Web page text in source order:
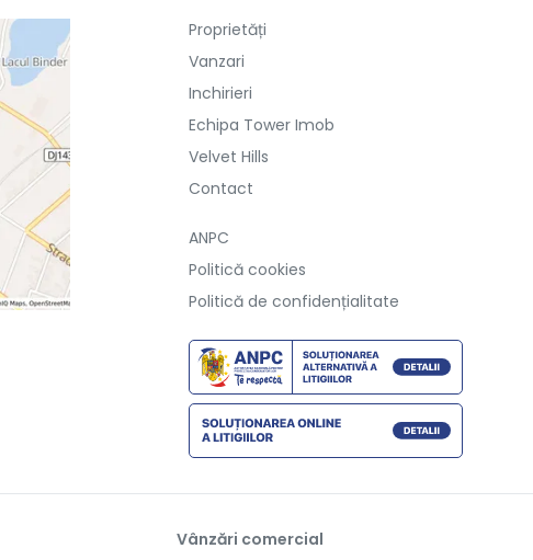
Proprietăți
Vanzari
Inchirieri
Echipa Tower Imob
Velvet Hills
Contact
ANPC
Politică cookies
Politică de confidențialitate
Vânzări comercial